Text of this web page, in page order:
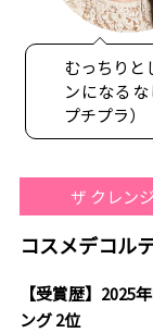
むっちりと
ンになる
プチプラ）
ザ クレン
コスメデコル
【受賞歴】2025
ング 2位